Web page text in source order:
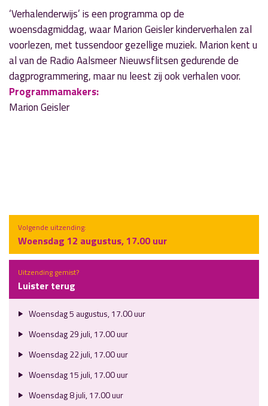
‘Verhalenderwijs’ is een programma op de
woensdagmiddag, waar Marion Geisler kinderverhalen zal
voorlezen, met tussendoor gezellige muziek. Marion kent u
al van de Radio Aalsmeer Nieuwsflitsen gedurende de
dagprogrammering, maar nu leest zij ook verhalen voor.
Programmamakers:
Marion Geisler
Volgende uitzending:
Woensdag 12 augustus, 17.00 uur
Uitzending gemist?
Luister terug
Woensdag 5 augustus, 17.00 uur
Woensdag 29 juli, 17.00 uur
Woensdag 22 juli, 17.00 uur
Woensdag 15 juli, 17.00 uur
Woensdag 8 juli, 17.00 uur